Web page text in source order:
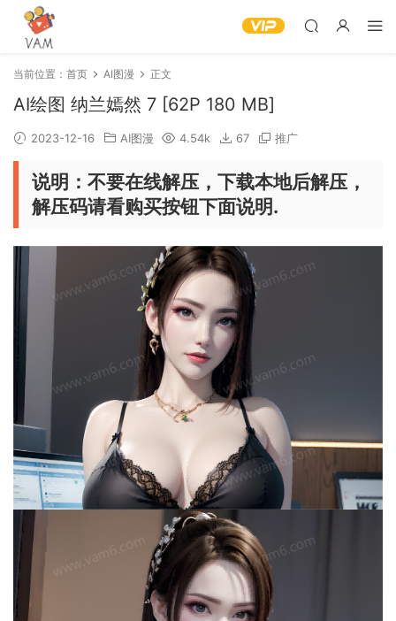
当前位置： 首页 AI图漫 正文
AI绘图 纳兰嫣然 7 [62P 180 MB]
2023-12-16 AI图漫 4.54k 67 推广
说明：不要在线解压，下载本地后解压，
解压码请看购买按钮下面说明.